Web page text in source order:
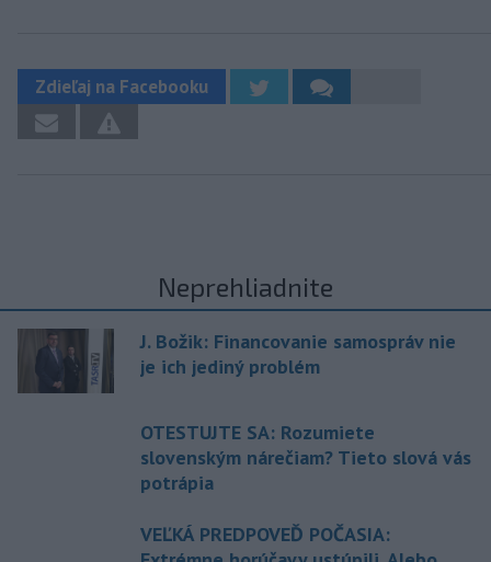
Zdieľaj na Facebooku
Neprehliadnite
J. Božik: Financovanie samospráv nie
je ich jediný problém
OTESTUJTE SA: Rozumiete
slovenským nárečiam? Tieto slová vás
potrápia
VEĽKÁ PREDPOVEĎ POČASIA: